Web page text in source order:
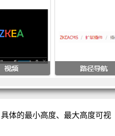
体的最小高度、最大高度可视